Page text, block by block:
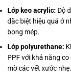
Lớp keo acrylic: Độ
đặc biệt hiệu quả ở
bong mép.
Lớp polyurethane:
PPF với khả năng
mờ các vết xước nhẹ.